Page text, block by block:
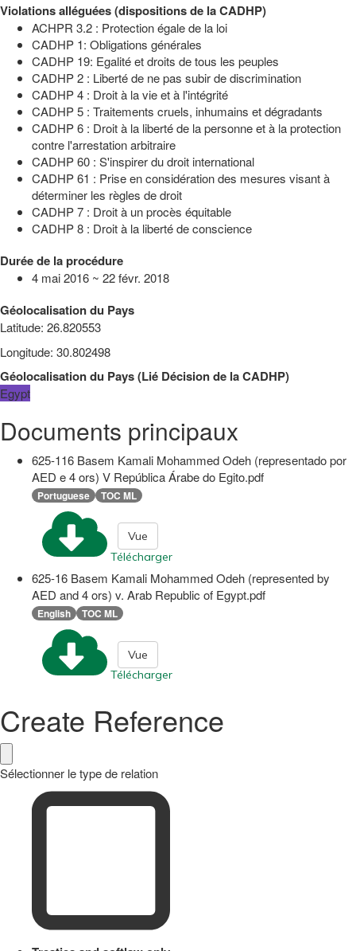
Violations alléguées (dispositions de la CADHP)
ACHPR 3.2 : Protection égale de la loi
CADHP 1: Obligations générales
CADHP 19: Egalité et droits de tous les peuples
CADHP 2 : Liberté de ne pas subir de discrimination
CADHP 4 : Droit à la vie et à l'intégrité
CADHP 5 : Traitements cruels, inhumains et dégradants
CADHP 6 : Droit à la liberté de la personne et à la protection
contre l'arrestation arbitraire
CADHP 60 : S'inspirer du droit international
CADHP 61 : Prise en considération des mesures visant à
déterminer les règles de droit
CADHP 7 : Droit à un procès équitable
CADHP 8 : Droit à la liberté de conscience
Durée de la procédure
4 mai 2016 ~ 22 févr. 2018
Géolocalisation du Pays
Latitude: 26.820553
Longitude: 30.802498
Géolocalisation du Pays(Lié Décision de la CADHP)
Egypt
Documents principaux
625-116 Basem Kamali Mohammed Odeh (representado por
AED e 4 ors) V República Árabe do Egito.pdf
Portuguese TOC ML
Télécharger
Vue
625-16 Basem Kamali Mohammed Odeh (represented by
AED and 4 ors) v. Arab Republic of Egypt.pdf
English TOC ML
Télécharger
Vue
Create Reference
Sélectionner le type de relation